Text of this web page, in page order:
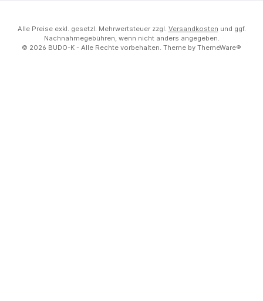
Alle Preise exkl. gesetzl. Mehrwertsteuer zzgl. Versandkosten und ggf.
Nachnahmegebühren, wenn nicht anders angegeben.
© 2026 BUDO-K - Alle Rechte vorbehalten. Theme by ThemeWare®